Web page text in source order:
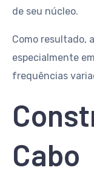
de seu núcleo.
Como resultado,
especialmente
frequências
Cabo